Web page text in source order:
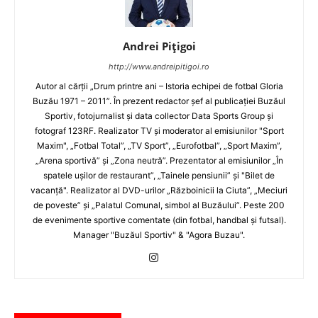
Andrei Pițigoi
http://www.andreipitigoi.ro
Autor al cărţii „Drum printre ani – Istoria echipei de fotbal Gloria
Buzău 1971 – 2011”. În prezent redactor şef al publicaţiei Buzăul
Sportiv, fotojurnalist şi data collector Data Sports Group şi
fotograf 123RF. Realizator TV şi moderator al emisiunilor "Sport
Maxim", „Fotbal Total”, „TV Sport”, „Eurofotbal”, „Sport Maxim”,
„Arena sportivă” şi „Zona neutră”. Prezentator al emisiunilor „În
spatele uşilor de restaurant”, „Tainele pensiunii” şi "Bilet de
vacanţă". Realizator al DVD-urilor „Războinicii la Ciuta”, „Meciuri
de poveste” şi „Palatul Comunal, simbol al Buzăului”. Peste 200
de evenimente sportive comentate (din fotbal, handbal şi futsal).
Manager "Buzăul Sportiv" & "Agora Buzau".